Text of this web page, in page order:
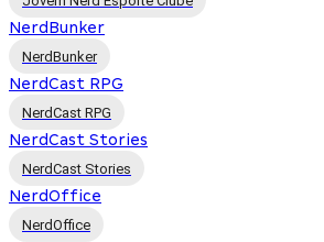
NerdBunker
NerdBunker
NerdCast RPG
NerdCast RPG
NerdCast Stories
NerdCast Stories
NerdOffice
NerdOffice